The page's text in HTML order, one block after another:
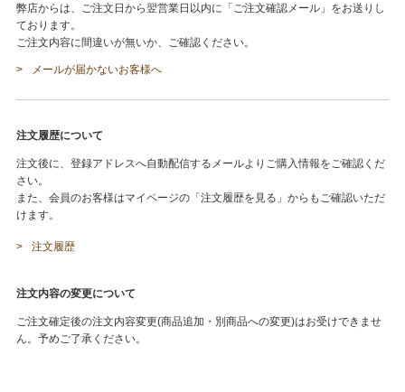
弊店からは、ご注文日から翌営業日以内に「ご注文確認メール」をお送りし
ております。
ご注文内容に間違いが無いか、ご確認ください。
メールが届かないお客様へ
注文履歴について
注文後に、登録アドレスへ自動配信するメールよりご購入情報をご確認くだ
さい。
また、会員のお客様はマイページの「注文履歴を見る」からもご確認いただ
けます。
注文履歴
注文内容の変更について
ご注文確定後の注文内容変更(商品追加・別商品への変更)はお受けできませ
ん。予めご了承ください。